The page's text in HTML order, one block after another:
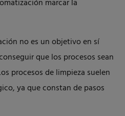
marcar la
no es un objetivo en sí
que los procesos sean
procesos de limpieza suelen
ya que constan de pasos